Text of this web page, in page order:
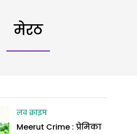
मेरठ
लव क्राइम
Meerut Crime : प्रेमिका